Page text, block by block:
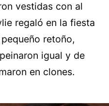
vestidas con al
regaló en la fiesta
retoño,
igual y de
en clones.